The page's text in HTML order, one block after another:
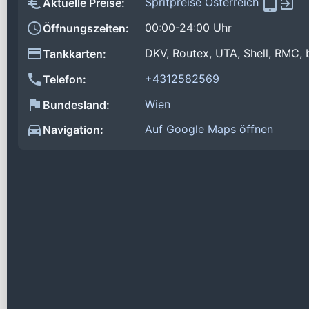
Aktuelle Preise:
Öffnungszeiten:
00:00-24:00 Uhr
Tankkarten:
DKV, Routex, UTA, Shell,
Telefon:
+4312582569
Bundesland:
Wien
Navigation:
Auf Google Maps öffnen